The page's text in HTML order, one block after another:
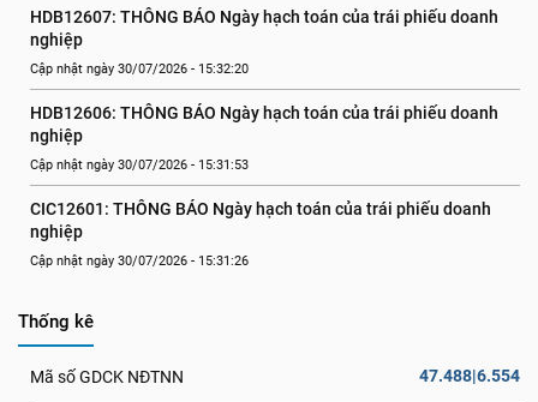
HDB12607: THÔNG BÁO Ngày hạch toán của trái phiếu doanh
nghiệp
Cập nhật ngày 30/07/2026 - 15:32:20
HDB12606: THÔNG BÁO Ngày hạch toán của trái phiếu doanh
nghiệp
Cập nhật ngày 30/07/2026 - 15:31:53
CIC12601: THÔNG BÁO Ngày hạch toán của trái phiếu doanh
nghiệp
Cập nhật ngày 30/07/2026 - 15:31:26
Thống kê
Mã số GDCK NĐTNN 47.488|6.554